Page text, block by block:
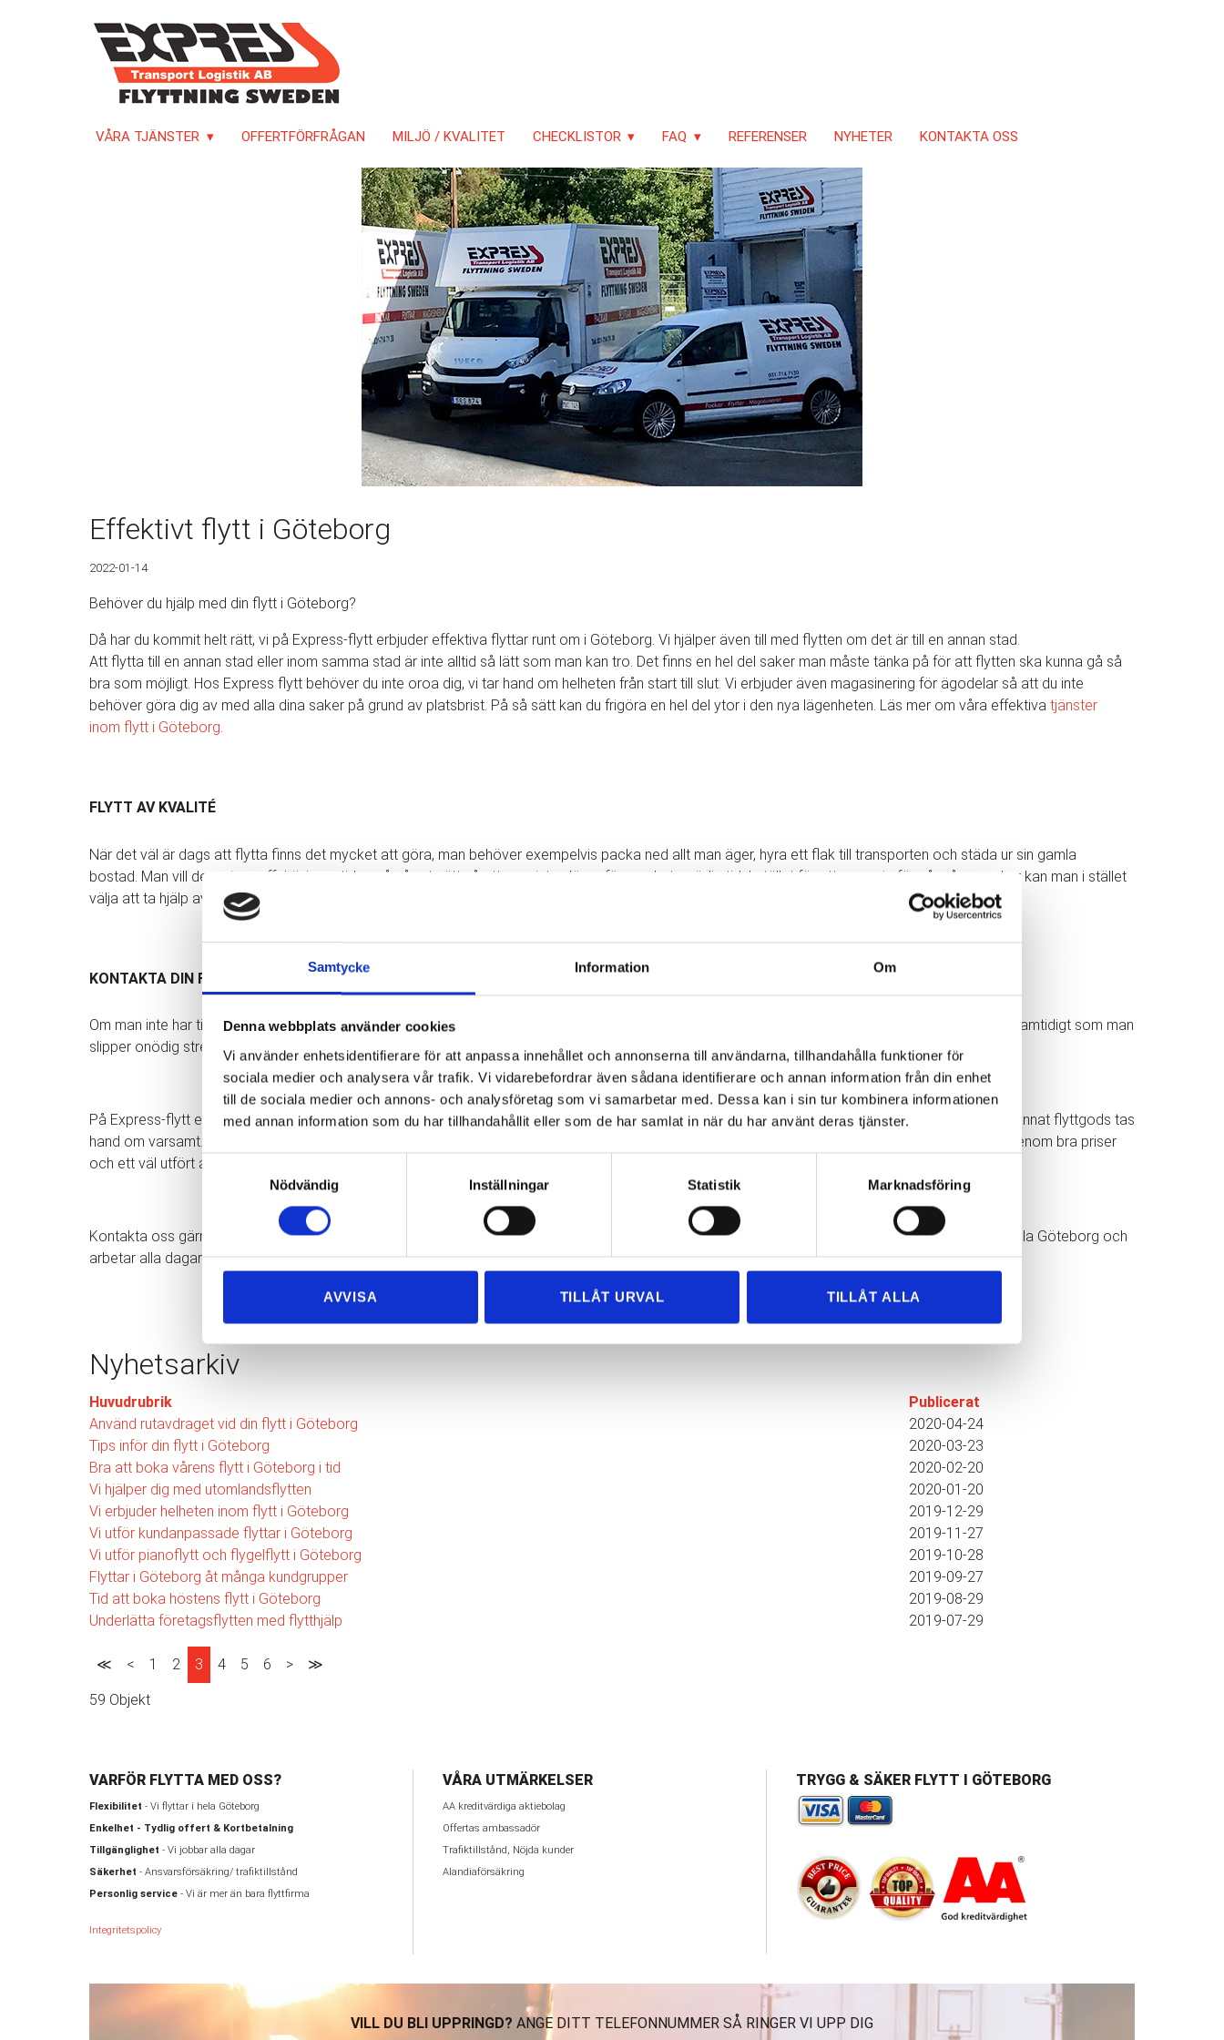
Samtycke Information Om
Denna webbplats använder cookies
Vi använder enhetsidentifierare för att anpassa innehållet och annonserna till användarna, tillhandahålla funktioner för
sociala medier och analysera vår trafik. Vi vidarebefordrar även sådana identifierare och annan information från din enhet
till de sociala medier och annons- och analysföretag som vi samarbetar med. Dessa kan i sin tur kombinera informationen
med annan information som du har tillhandahållit eller som de har samlat in när du har använt deras tjänster.
Samtyckesval
Nödvändig
Inställningar Statistik Marknadsföring
AVVISA TILLÅT URVAL TILLÅT ALLA
VÅRA TJÄNSTER OFFERTFÖRFRÅGAN MILJÖ / KVALITET CHECKLISTOR FAQ REFERENSER NYHETER KONTAKTA OSS
Effektivt flytt i Göteborg
2022-01-14
Behöver du hjälp med din flytt i Göteborg?
Då har du kommit helt rätt, vi på Express-flytt erbjuder effektiva flyttar runt om i Göteborg. Vi hjälper även till med flytten om det är till en annan stad.
Att flytta till en annan stad eller inom samma stad är inte alltid så lätt som man kan tro. Det finns en hel del saker man måste tänka på för att flytten ska kunna gå så
bra som möjligt. Hos Express flytt behöver du inte oroa dig, vi tar hand om helheten från start till slut. Vi erbjuder även magasinering för ägodelar så att du inte
behöver göra dig av med alla dina saker på grund av platsbrist. På så sätt kan du frigöra en hel del ytor i den nya lägenheten. Läs mer om våra effektiva tjänster
inom flytt i Göteborg.
FLYTT AV KVALITÉ
När det väl är dags att flytta finns det mycket att göra, man behöver exempelvis packa ned allt man äger, hyra ett flak till transporten och städa ur sin gamla
bostad. Man vill dessutom effektivisera tiden på något sätt så att man inte slösar för mycket onödig tid. I stället för att oroa sig för så många saker kan man i stället
välja att ta hjälp av professionella flyttarbetare för att sköta hela flytten.
KONTAKTA DIN FLYTTFIRMA I GÖTEBORG
Om man inte har tid att utföra flytten själv så är det mer gynnsamt att ta kontakt med en flyttfirma. Dels för att man får mer tid över till andra saker samtidigt som man
slipper onödig stress som vanligtvis förekommer vid en flytt.
På Express-flytt erbjuder vi även försäkring till alla våra kunder för att de ska kunna känna sig trygga och lugna att alla deras möbler, inredning och annat flyttgods tas
hand om varsamt. Vi på Express-flytt är en flyttfirma i Göteborg som gör det enkelt för dig att flytta. Vårt mål är alltid att sträva mot nöjda kunder genom bra priser
och ett väl utfört arbete.
Kontakta oss gärna om du har några frågor eller funderingar kring din flytt. Vi hjälper dig gärna och ser till att du får ett kostnadsförslag. Vi flyttar i hela Göteborg och
arbetar alla dagar i veckan.
Nyhetsarkiv
Huvudrubrik
Publicerat
Använd rutavdraget vid din flytt i Göteborg
2020-04-24
Tips inför din flytt i Göteborg
2020-03-23
Bra att boka vårens flytt i Göteborg i tid
2020-02-20
Vi hjälper dig med utomlandsflytten
2020-01-20
Vi erbjuder helheten inom flytt i Göteborg
2019-12-29
Vi utför kundanpassade flyttar i Göteborg
2019-11-27
Vi utför pianoflytt och flygelflytt i Göteborg
2019-10-28
Flyttar i Göteborg åt många kundgrupper
2019-09-27
Tid att boka höstens flytt i Göteborg
2019-08-29
Underlätta företagsflytten med flytthjälp
2019-07-29
≪ < 1 2 3 4 5 6 > ≫
59 Objekt
VARFÖR FLYTTA MED OSS?
Flexibilitet - Vi flyttar i hela Göteborg
Enkelhet - Tydlig offert & Kortbetalning
Tillgänglighet - Vi jobbar alla dagar
Säkerhet - Ansvarsförsäkring/ trafiktillstånd
Personlig service- Vi är mer än bara flyttfirma
Integritetspolicy
VÅRA UTMÄRKELSER
AA kreditvärdiga aktiebolag
Offertas ambassadör
Trafiktillstånd, Nöjda kunder
Alandiaförsäkring
TRYGG & SÄKER FLYTT I GÖTEBORG
VILL DU BLI UPPRINGD? ANGE DITT TELEFONNUMMER SÅ RINGER VI UPP DIG